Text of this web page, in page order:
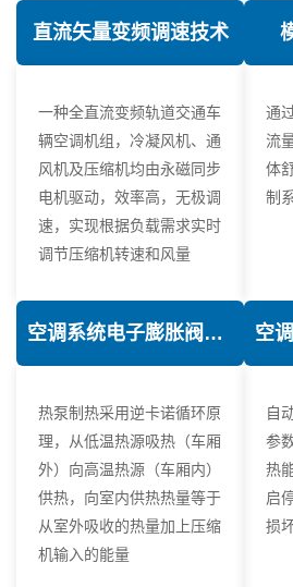
直流矢量变频调速技术
一种全直流变频轨道交通车
辆空调机组，冷凝风机、通
风机及压缩机均由永磁同步
电机驱动，效率高，无极调
速，实现根据负载需求实时
调节压缩机转速和风量
通
流
体
制
空调系统电子膨胀阀热力学优化技术
热泵制热采用逆卡诺循环原
理，从低温热源吸热（车厢
外）向高温热源（车厢内）
供热，向室内供热热量等于
从室外吸收的热量加上压缩
机输入的能量
自
参
热
启
损